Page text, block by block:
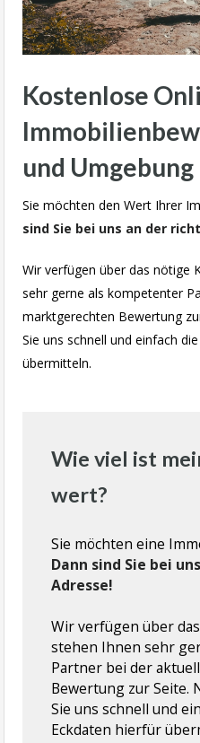
Kostenlose
und Umgebung
Sie möchten den Wert Ihrer
sind Sie bei uns an der
Wir verfügen über das nötige
sehr gerne als kompetenter
marktgerechten Bewertung
Sie uns schnell und einfach
übermitteln.
Wie viel ist
wert?
Sie möchten eine
Dann sind Sie bei
Adresse!
Wir verfügen über
stehen Ihnen sehr
Partner bei der
Bewertung zur Seite.
Sie uns schnell und
Eckdaten hierfür